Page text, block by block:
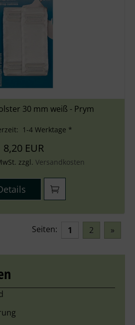
30 mm weiß - Prym
1-4 Werktage *
8,20 EUR
zzgl. Versandkosten
Seiten: 1 2 »